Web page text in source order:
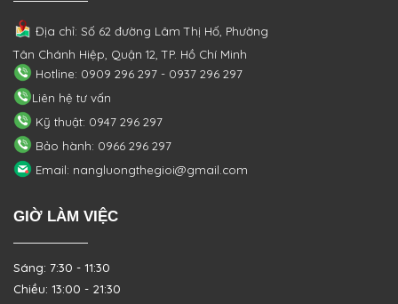
Địa chỉ: Số 62 đường Lâm Thị Hố, Phường
Tân Chánh Hiệp, Quận 12, TP. Hồ Chí Minh
Hotline: 0909 296 297 - 0937 296 297
Liên hệ tư vấn
Kỹ thuật: 0947 296 297
Bảo hành: 0966 296 297
Email: nangluongthegioi@gmail.com
GIỜ LÀM VIỆC
Sáng: 7:30 - 11:30
Chiều: 13:00 - 21:30